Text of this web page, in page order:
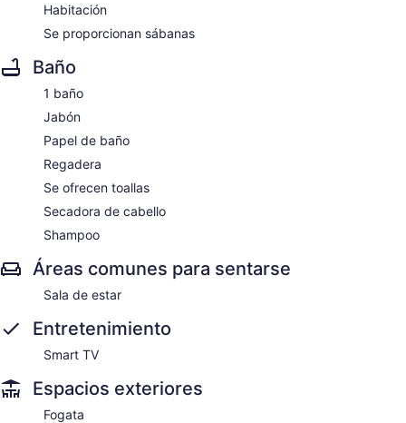
Habitación
Se proporcionan sábanas
Baño
1 baño
Jabón
Papel de baño
Regadera
Se ofrecen toallas
Secadora de cabello
Shampoo
Áreas comunes para sentarse
Sala de estar
Entretenimiento
Smart TV
Espacios exteriores
Fogata